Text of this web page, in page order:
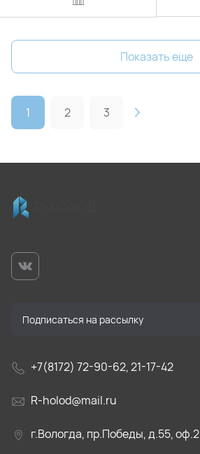
Показать еще
1 2 3
+7(8172) 72-90-62, 21-17-42
R-holod@mail.ru
г.Вологда, пр.Победы, д.55, оф.2